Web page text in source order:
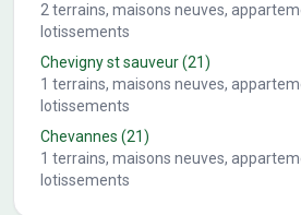
2terrains, maisons neuves,
lotissements
Chevigny st sauveur(21)
1 terrains, maisons neuves,
lotissements
Chevannes (21)
1 terrains, maisons neuves,
lotissements